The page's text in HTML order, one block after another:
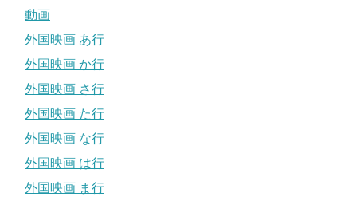
動画
外国映画 あ行
外国映画 か行
外国映画 さ行
外国映画 た行
外国映画 な行
外国映画 は行
外国映画 ま行